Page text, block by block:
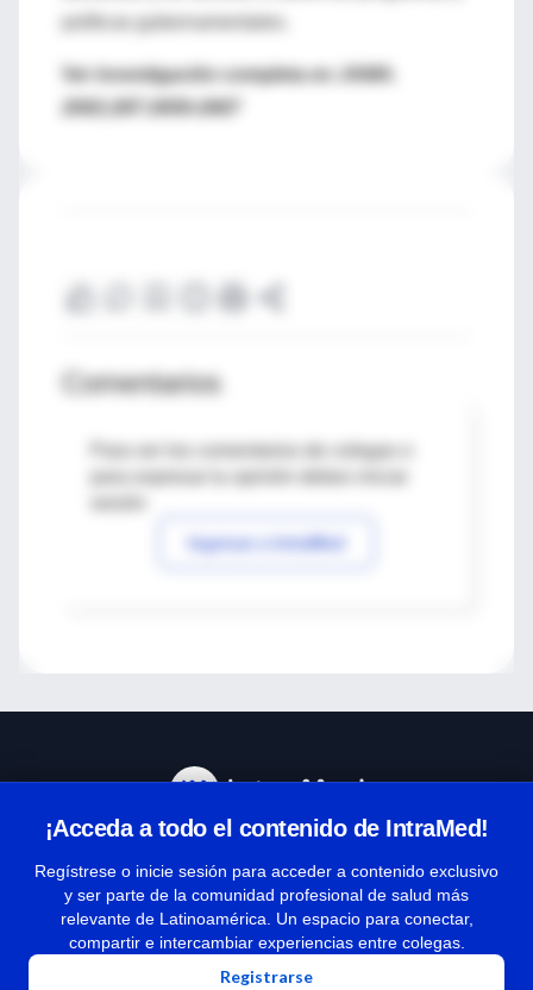
políticas gubernamentales.
Ver investigación completa en
Comentarios
Para ver los comentarios de colegas o
Ingresar a IntraMed
¡Acceda a todo el contenido de IntraMed!
Regístrese o inicie sesión para acceder a contenido exclusivo
y ser parte de la comunidad profesional de salud más
relevante de Latinoamérica. Un espacio para conectar,
compartir e intercambiar experiencias entre colegas.
Registrarse
Términos y condiciones
| Políticas de privacidad
| Todos los derechos reservados | Copyright 1997-2026